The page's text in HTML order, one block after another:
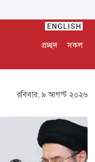
প্রচ্ছদ সকল
রবিবার, ৯ আগস্ট ২০২৬